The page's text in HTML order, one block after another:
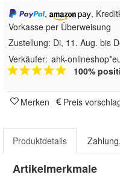
,
,
Vorkasse per Überweisung
Zustellung: Di, 11. Aug. bis
Verkäufer: ahk-
100%
Merken Preis
Produktdetails
Artikelmerkmale